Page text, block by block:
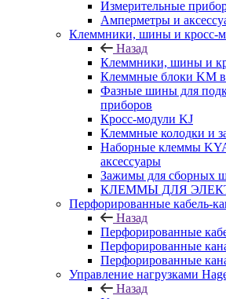
Измерительные
Амперметры и
Клеммники, шины и кросс-
Назад
Клеммники, шины и
Клеммные блоки KM
Фазные шины для
приборов
Кросс-модули KJ
Клеммные колодки и
Наборные клеммы
аксессуары
Зажимы для сборных
КЛЕММЫ ДЛЯ
Перфорированные кабель-
Назад
Перфорированные
Перфорированные
Перфорированные
Управление нагрузками
Назад